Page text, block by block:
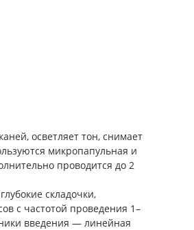
осветляет тон, снимает
микропапульная и
проводится до 2
складочки,
с частотой проведения 1–
введения — линейная